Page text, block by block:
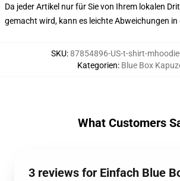
Da jeder Artikel nur für Sie von Ihrem lokalen
gemacht wird, kann es leichte Abweichungen
SKU:87854896-US-t-shirt-
Kategorien: Blue Box
What Customers
3 reviews for Einfach Blue